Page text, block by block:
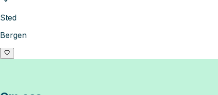
Sted
Bergen